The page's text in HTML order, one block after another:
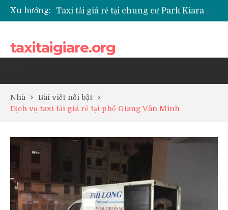
Xu hướng:
Taxi tải giá rẻ tại chung cư Park Kiara Hà Đông
Taxi tải giá rẻ tại chung cư Grande Park Phú Lãm
taxitaigiare.org
Nhà
Bài viết nổi bật
Dịch vụ taxi tải giá rẻ tại phố Giang Văn Minh